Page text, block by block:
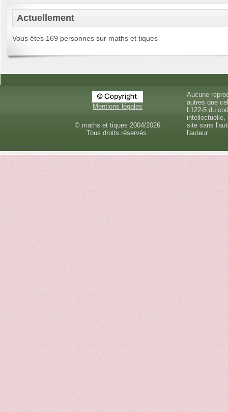
Actuellement
Vous êtes 169 personnes sur maths et tiques
Mentions légales
© maths et tiques 2004/2026
Tous droits réservés.
Aucune
autres que
L122-5 du
intellectuelle,
site sans
l'auteur.